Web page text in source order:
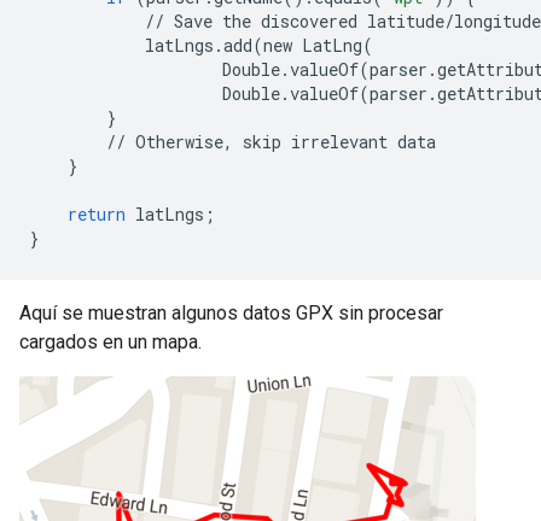
// Save the discovered latitude/longitude
latLngs .add(new LatLng(
Double.valueOf(parser .
Double.valueOf(parser .
}
// Otherwise, skip irrelevant data
}
return latLngs ;
}
Aquí se muestran algunos datos GPX sin procesar
cargados en un mapa.